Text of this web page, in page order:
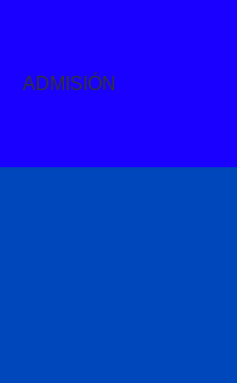
ADMISIÓN